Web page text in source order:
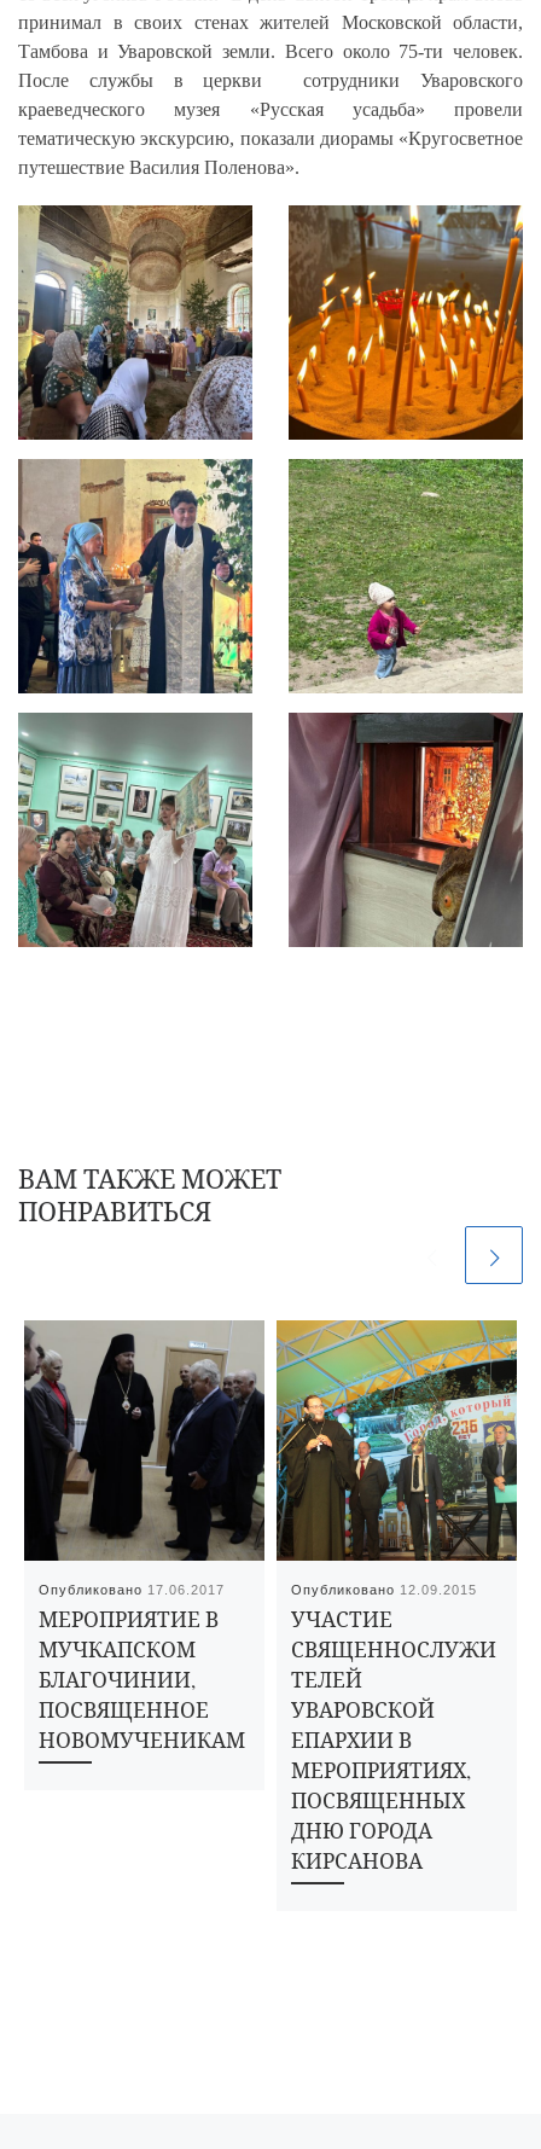
принимал в своих стенах жителей Московской области,
Тамбова и Уваровской земли. Всего около 75-ти человек.
После службы в церкви сотрудники Уваровского
краеведческого музея «Русская усадьба» провели
тематическую экскурсию, показали диорамы «Кругосветное
путешествие Василия Поленова».
ВАМ ТАКЖЕ МОЖЕТ
ПОНРАВИТЬСЯ
Опубликовано 17.06.2017
МЕРОПРИЯТИЕ В
МУЧКАПСКОМ
БЛАГОЧИНИИ,
ПОСВЯЩЕННОЕ
НОВОМУЧЕНИКАМ
Опубликовано 12.09.2015
УЧАСТИЕ
СВЯЩЕННОСЛУЖИ
ТЕЛЕЙ
УВАРОВСКОЙ
ЕПАРХИИ В
МЕРОПРИЯТИЯХ,
ПОСВЯЩЕННЫХ
ДНЮ ГОРОДА
КИРСАНОВА